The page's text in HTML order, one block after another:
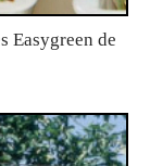
Easygreen de